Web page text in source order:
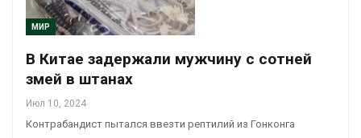
МИР
В Китае задержали мужчину с сотней
змей в штанах
Июл 10, 2024
Контрабандист пытался ввезти рептилий из Гонконга